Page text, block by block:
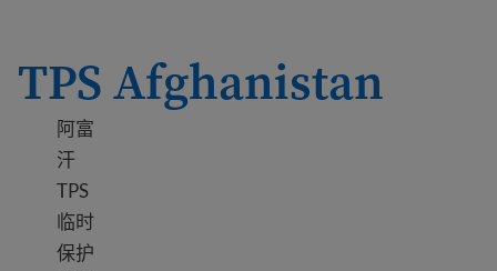
TPS Afghanistan
阿富
汗
TPS
临时
保护